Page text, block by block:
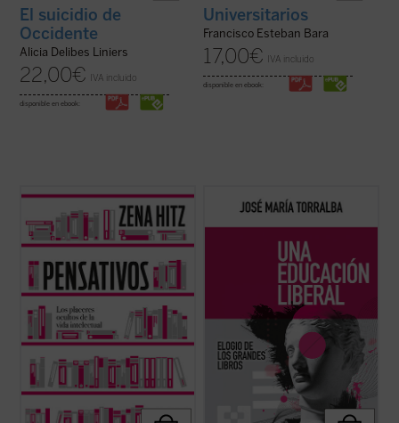
El suicidio de
Occidente
Alicia Delibes Liniers
22,00€ IVA incluido
disponible en ebook:
Universitarios
Francisco Esteban Bara
17,00€ IVA incluido
disponible en ebook:
Pensativoses un recordatorio apasionado
y oportuno de que una vida rica en el
ámbito del pensamiento es una vida plena.
Una invitación a aprender por el mero
placer de hacerlo y a renovar nuestra vida
ficha)
«En estas páginas, José María Torralba se
ocupa de la historia de la educación liberal
dificultar la formación de los alumnos en
las humanidades, con ...
(ver ficha)